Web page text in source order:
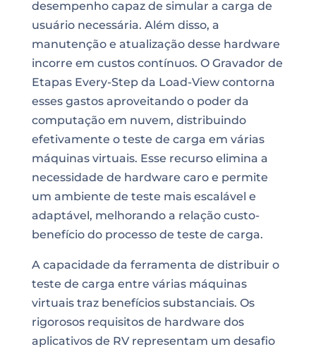
desempenho capaz de simular a carga de
usuário necessária. Além disso, a
manutenção e atualização desse hardware
incorre em custos contínuos. O Gravador de
Etapas Every-Step da Load-View contorna
esses gastos aproveitando o poder da
computação em nuvem, distribuindo
efetivamente o teste de carga em várias
máquinas virtuais. Esse recurso elimina a
necessidade de hardware caro e permite
um ambiente de teste mais escalável e
adaptável, melhorando a relação custo-
benefício do processo de teste de carga.
A capacidade da ferramenta de distribuir o
teste de carga entre várias máquinas
virtuais traz benefícios substanciais. Os
rigorosos requisitos de hardware dos
aplicativos de RV representam um desafio